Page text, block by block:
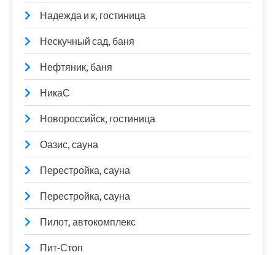
Надежда и к, гостиница
Нескучный сад, баня
Нефтяник, баня
НикаС
Новороссийск, гостиница
Оазис, сауна
Перестройка, сауна
Перестройка, сауна
Пилот, автокомплекс
Пит-Стоп